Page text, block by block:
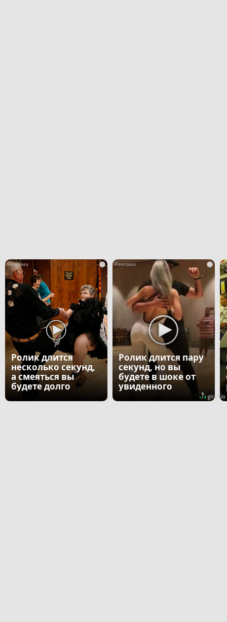
i
Ролик длится
несколько секунд,
а смеяться вы
будете долго
i
Ролик длится пару
секунд, но вы
будете в шоке от
увиденного